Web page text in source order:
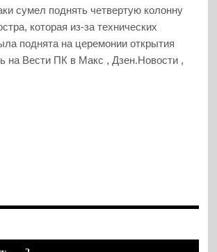
сумел поднять четвертую колонну
которая из-за технических
поднята на церемонии открытия
на Вести ПК в Макс , Дзен.Новости ,